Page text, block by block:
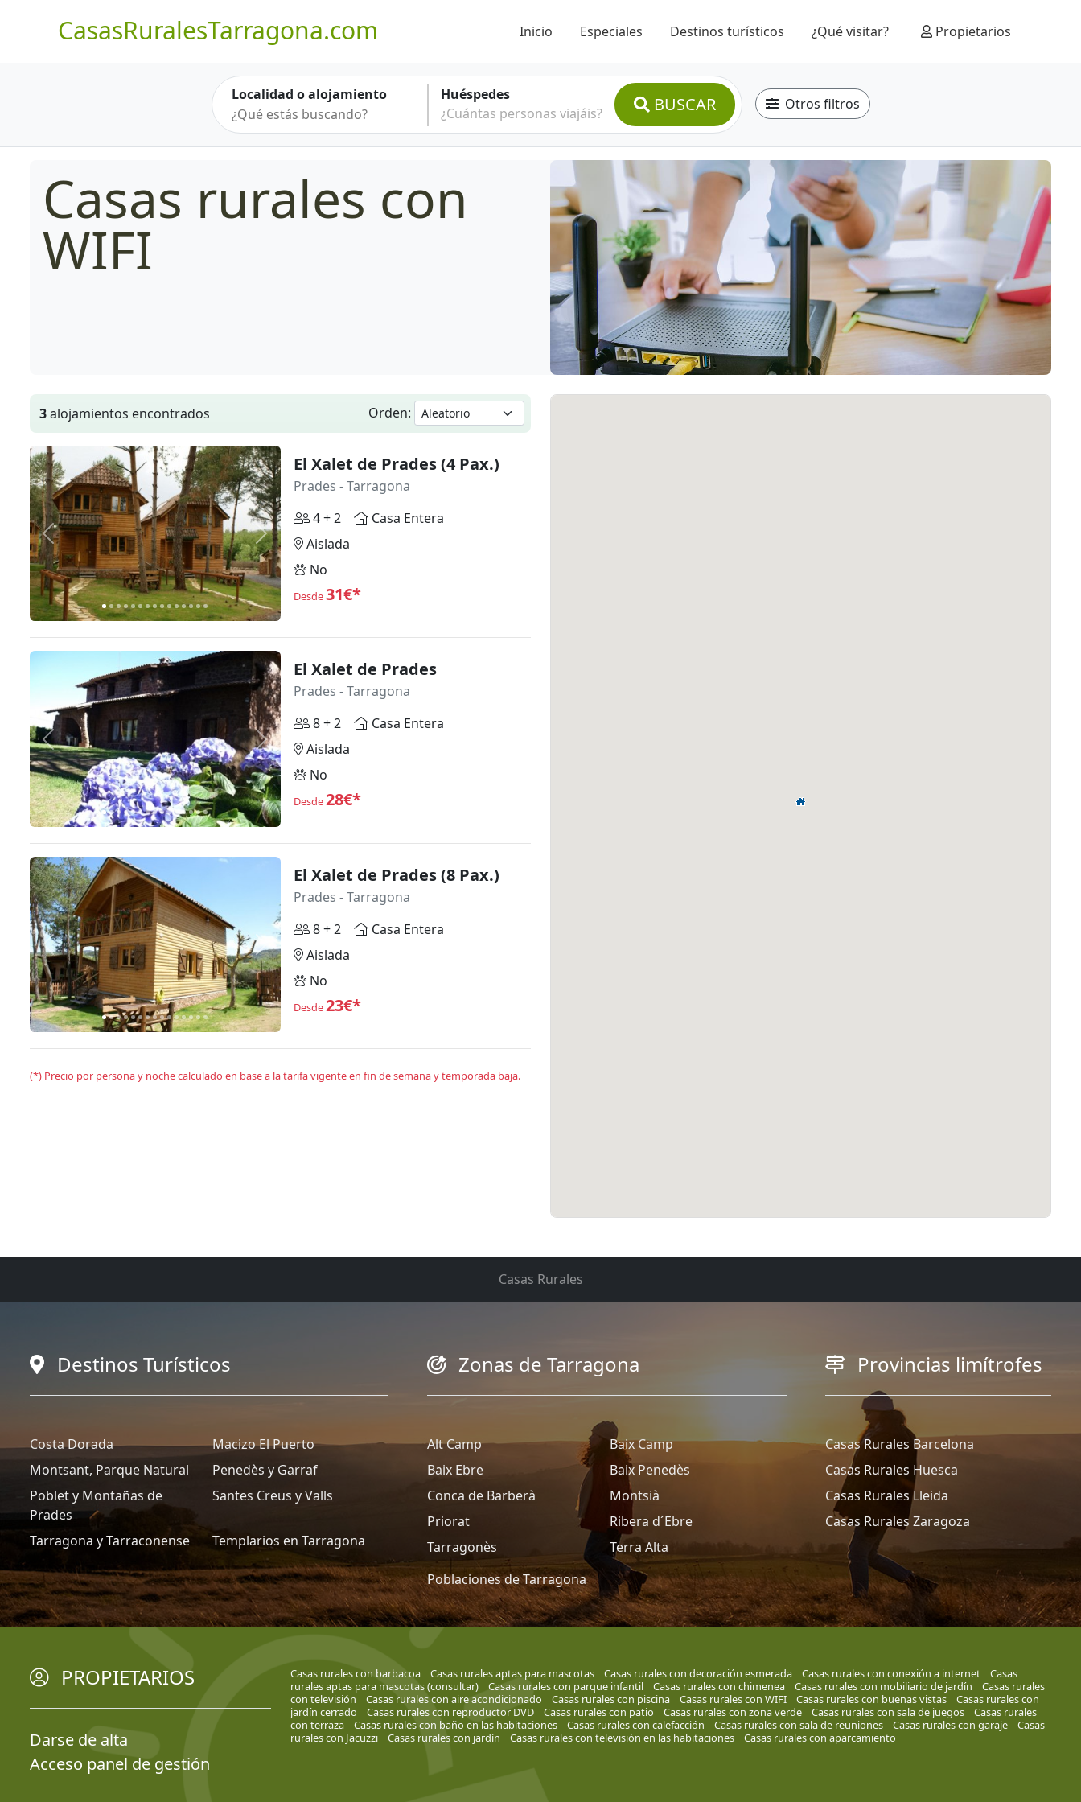
CasasRuralesTarragona.com Inicio Especiales Destinos turísticos ¿Qué visitar? Propietarios
Localidad o alojamiento
Huéspedes
¿Cuántas personas viajáis?
BUSCAR Otros filtros
Casas rurales con
WIFI
3alojamientos encontrados Orden:
Anterior Siguiente
El Xalet de Prades (4 Pax.)
Prades - Tarragona
4 + 2
Casa Entera
Aislada
No
Desde31€*
Anterior Siguiente
El Xalet de Prades
Prades - Tarragona
8 + 2
Casa Entera
Aislada
No
Desde28€*
Anterior Siguiente
El Xalet de Prades (8 Pax.)
Prades - Tarragona
8 + 2
Casa Entera
Aislada
No
Desde23€*
(*) Precio por persona y noche calculado en base a la tarifa vigente en fin de semana y temporada baja.
Casas Rurales
Destinos Turísticos
Costa Dorada
Macizo El Puerto
Montsant, Parque Natural
Penedès y Garraf
Poblet y Montañas de
Prades
Santes Creus y Valls
Tarragona y Tarraconense Templarios en Tarragona
Zonas de Tarragona
Alt Camp
Baix Camp
Baix Ebre
Baix Penedès
Conca de Barberà
Montsià
Priorat
Ribera d´Ebre
Tarragonès
Terra Alta
Poblaciones de Tarragona
Provincias limítrofes
Casas Rurales Barcelona
Casas Rurales Huesca
Casas Rurales Lleida
Casas Rurales Zaragoza
PROPIETARIOS
Darse de alta
Acceso panel de gestión
Casas rurales con barbacoa Casas rurales aptas para mascotas Casas rurales con decoración esmerada Casas rurales con conexión a internet
Casas
rurales aptas para mascotas (consultar)
Casas rurales con parque infantil Casas rurales con chimenea Casas rurales con mobiliario de jardín
Casas rurales
con televisión
Casas rurales con aire acondicionado Casas rurales con piscina Casas rurales con WIFI Casas rurales con buenas vistas
Casas rurales con
jardín cerrado
Casas rurales con reproductor DVD Casas rurales con patio Casas rurales con zona verde Casas rurales con sala de juegos
Casas rurales
con terraza
Casas rurales con baño en las habitaciones Casas rurales con calefacción Casas rurales con sala de reuniones Casas rurales con garaje
Casas
rurales con Jacuzzi
Casas rurales con jardín Casas rurales con televisión en las habitaciones Casas rurales con aparcamiento